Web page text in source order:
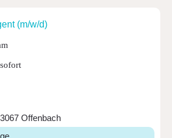
(m/w/d)
Offenbach